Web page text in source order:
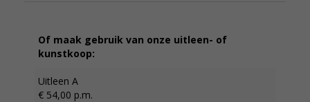
Of maak gebruik van onze uitleen- of
kunstkoop:
Uitleen A
€ 54,00 p.m.